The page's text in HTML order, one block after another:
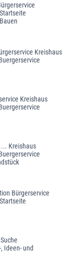
Kreishaus
Kreishaus
Kreishaus
Bürgerservice
Ideen- und